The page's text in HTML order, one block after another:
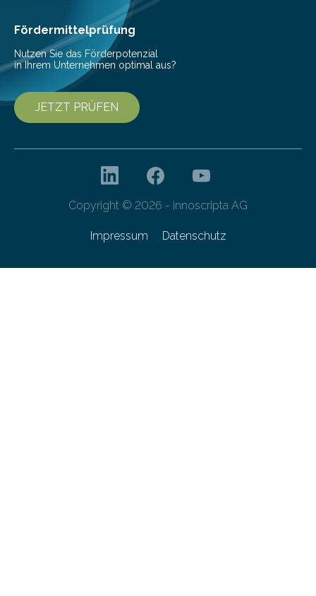
Fördermittelprüfung
Nutzen Sie das Förderpotenzial
in Ihrem Unternehmen optimal aus?
JETZT PRÜFEN
Copyright © 2026 - innoscripta AG
Impressum Datenschutz